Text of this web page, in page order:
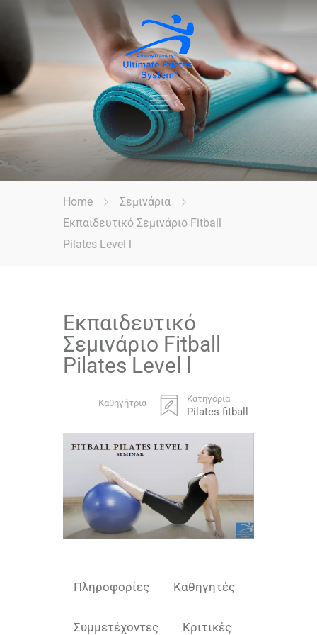
Home
Σεμινάρια
Εκπαιδευτικό Σεμινάριο Fitball
Pilates Level l
Εκπαιδευτικό
Σεμινάριο Fitball
Pilates Level l
Καθηγήτρια Κατηγορία
Pilates fitball
Πληροφορίες Καθηγητές
Συμμετέχοντες Κριτικές